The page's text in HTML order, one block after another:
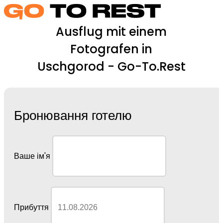
Ausflug mit einem
Fotografen in
Uschgorod - Go-To.Rest
Бронювання готелю
Ваше ім'я
Прибуття